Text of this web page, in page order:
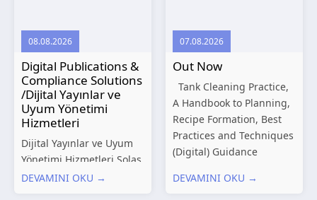
08.08.2026
Digital Publications &
Compliance Solutions
/Dijital Yayınlar ve
Uyum Yönetimi
Hizmetleri
Dijital Yayınlar ve Uyum
Yönetimi Hizmetleri Solas
Marine, denizcilik
DEVAMINI OKU →
07.08.2026
Out Now
Tank Cleaning Practice,
A Handbook to Planning,
Recipe Formation, Best
Practices and Techniques
(Digital) Guidance
Structures – Consolidated
DEVAMINI OKU →